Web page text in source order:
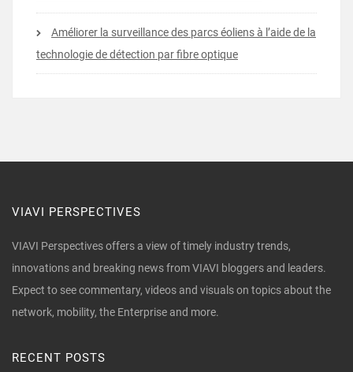
Améliorer la surveillance des parcs éoliens à l’aide de la
technologie de détection par fibre optique
VIAVI PERSPECTIVES
VIAVI Perspectives offers a view of timely industry trends,
innovations and breaking news from VIAVI bloggers and leaders.
Expect to see commentary, videos and visuals on topics about the
network, mobility, the Enterprise and more.
RECENT POSTS